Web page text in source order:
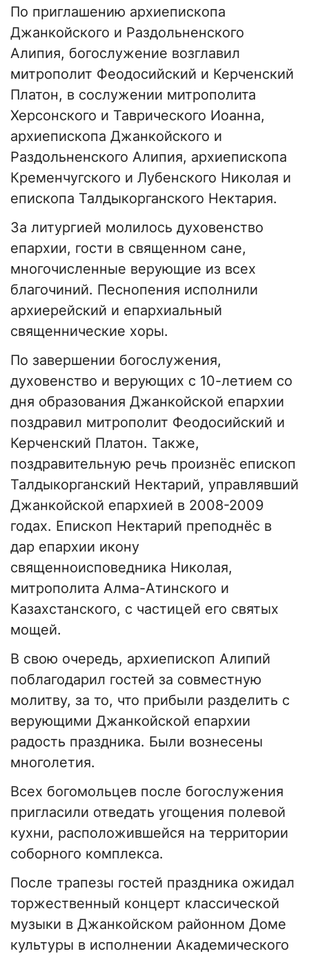
По приглашению архиепископа
Джанкойского и Раздольненского
Алипия, богослужение возглавил
митрополит Феодосийский и Керченский
Платон, в сослужении митрополита
Херсонского и Таврического Иоанна,
архиепископа Джанкойского и
Раздольненского Алипия, архиепископа
Кременчугского и Лубенского Николая и
епископа Талдыкорганского Нектария.
За литургией молилось духовенство
епархии, гости в священном сане,
многочисленные верующие из всех
благочиний. Песнопения исполнили
архиерейский и епархиальный
священнические хоры.
По завершении богослужения,
духовенство и верующих с 10-летием со
дня образования Джанкойской епархии
поздравил митрополит Феодосийский и
Керченский Платон. Также,
поздравительную речь произнёс епископ
Талдыкорганский Нектарий, управлявший
Джанкойской епархией в 2008-2009
годах. Епископ Нектарий преподнёс в
дар епархии икону
священноисповедника Николая,
митрополита Алма-Атинского и
Казахстанского, с частицей его святых
мощей.
В свою очередь, архиепископ Алипий
поблагодарил гостей за совместную
молитву, за то, что прибыли разделить с
верующими Джанкойской епархии
радость праздника. Были вознесены
многолетия.
Всех богомольцев после богослужения
пригласили отведать угощения полевой
кухни, расположившейся на территории
соборного комплекса.
После трапезы гостей праздника ожидал
торжественный концерт классической
музыки в Джанкойском районном Доме
культуры в исполнении Академического